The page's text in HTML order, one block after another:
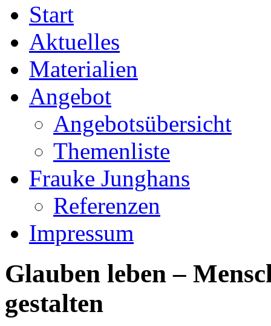
Start
Aktuelles
Materialien
Angebot
Angebotsübersicht
Themenliste
Frauke Junghans
Referenzen
Impressum
Glauben leben –
gestalten